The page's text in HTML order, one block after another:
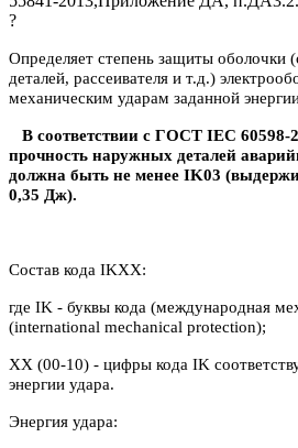
?
Определяет степень защиты оболочки
деталей, рассеивателя и т.д.)
механическим ударам заданной
В соответствии с ГОСТ IEC 60598-
прочность наружных деталей
должна быть не менее IK03
0,35 Дж).
Состав кода IKXX:
где IK - буквы кода (международная
(international mechanical protection);
XX (00-10) - цифры кода IK
энергии удара.
Энергия удара: